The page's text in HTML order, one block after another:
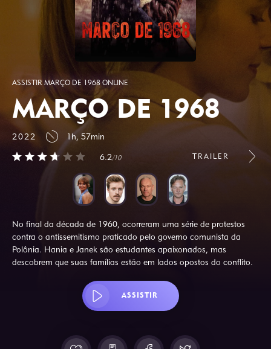
ASSISTIR MARÇO DE 1968 ONLINE
MARÇO DE 1968
2022 1h, 57min
6.2/10 TRAILER
No final da década de 1960, ocorreram uma série de protestos
contra o antissemitismo praticado pelo governo comunista da
Polônia. Hania e Janek são estudantes apaixonados, mas
descobrem que suas famílias estão em lados opostos do conflito.
ASSISTIR